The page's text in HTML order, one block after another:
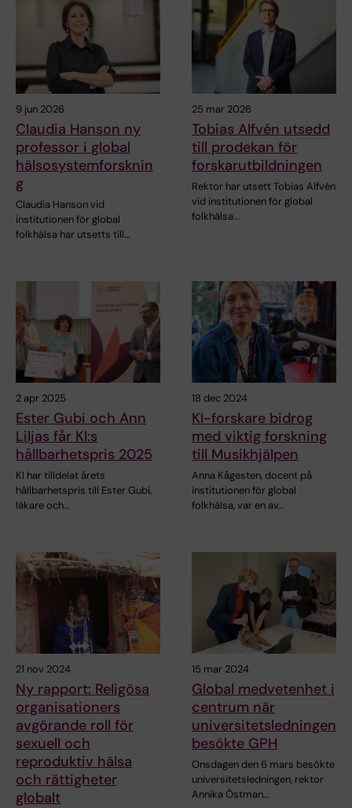
9 jun 2026
Claudia Hanson ny
professor i global
hälsosystemforsknin
g
Claudia Hanson vid
institutionen för global
folkhälsa har utsetts till…
25 mar 2026
Tobias Alfvén utsedd
till prodekan för
forskarutbildningen
Rektor har utsett Tobias Alfvén
vid institutionen för global
folkhälsa…
2 apr 2025
Ester Gubi och Ann
Liljas får KI:s
hållbarhetspris 2025
KI har tilldelat årets
hållbarhetspris till Ester Gubi,
läkare och…
18 dec 2024
KI-forskare bidrog
med viktig forskning
till Musikhjälpen
Anna Kågesten, docent på
institutionen för global
folkhälsa, var en av…
21 nov 2024
Ny rapport: Religösa
organisationers
avgörande roll för
sexuell och
reproduktiv hälsa
och rättigheter
globalt
15 mar 2024
Global medvetenhet i
centrum när
universitetsledningen
besökte GPH
Onsdagen den 6 mars besökte
universitetsledningen, rektor
Annika Östman…